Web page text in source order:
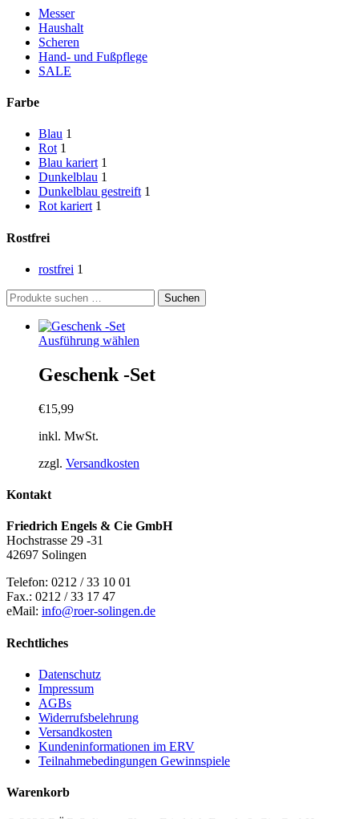
Messer
Haushalt
Scheren
Hand- und Fußpflege
SALE
Farbe
Blau 1
Rot 1
Blau kariert 1
Dunkelblau 1
Dunkelblau gestreift 1
Rot kariert 1
Rostfrei
rostfrei 1
Suchen
nach:
Suchen
Ausführung wählen
weist
mehrere
auf
werden
Geschenk -Set
€15,99
inkl. MwSt.
zzgl. Versandkosten
Kontakt
Friedrich Engels & Cie GmbH
Hochstrasse 29 -31
42697 Solingen
Telefon: 0212 / 33 10 01
Fax.: 0212 / 33 17 47
eMail: info@roer-solingen.de
Rechtliches
Datenschutz
Impressum
AGBs
Widerrufsbelehrung
Versandkosten
Kundeninformationen im ERV
Teilnahmebedingungen Gewinnspiele
Warenkorb